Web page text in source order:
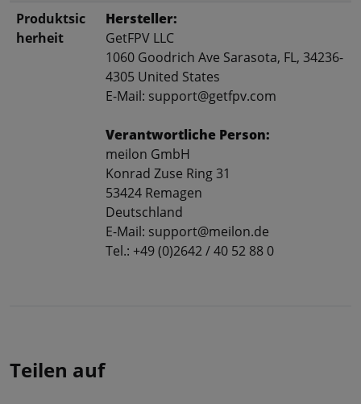
Produktsic
herheit
Hersteller:
GetFPV LLC
1060 Goodrich Ave Sarasota, FL, 34236-
4305 United States
E-Mail: support@getfpv.com
Verantwortliche Person:
meilon GmbH
Konrad Zuse Ring 31
53424 Remagen
Deutschland
E-Mail: support@meilon.de
Tel.: +49 (0)2642 / 40 52 88 0
Teilen auf